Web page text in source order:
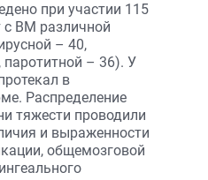
при участии 115
с ВМ различной
– 40,
паротитной – 36). У
в
Распределение
тяжести проводили
и выраженности
общемозговой